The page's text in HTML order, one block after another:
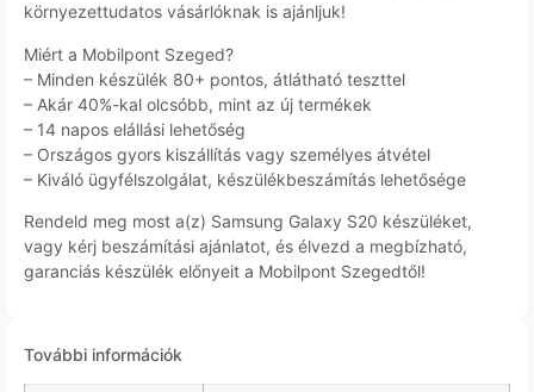
környezettudatos vásárlóknak is ajánljuk!
Miért a Mobilpont Szeged?
– Minden készülék 80+ pontos, átlátható teszttel
– Akár 40%-kal olcsóbb, mint az új termékek
– 14 napos elállási lehetőség
– Országos gyors kiszállítás vagy személyes átvétel
– Kiváló ügyfélszolgálat, készülékbeszámítás lehetősége
Rendeld meg most a(z) Samsung Galaxy S20 készüléket,
vagy kérj beszámítási ajánlatot, és élvezd a megbízható,
garanciás készülék előnyeit a Mobilpont Szegedtől!
További információk